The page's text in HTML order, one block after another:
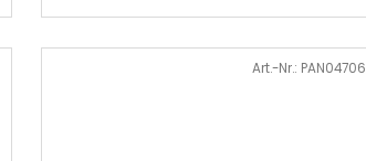
Art.-Nr.: PAN04706